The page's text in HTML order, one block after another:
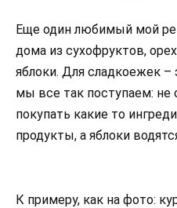
Еще один любимый мой
дома из сухофруктов,
яблоки. Для сладкоежек
мы все так поступаем: не
покупать какие то
продукты, а яблоки
К примеру, как на фото: